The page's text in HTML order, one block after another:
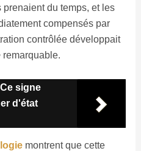
du temps, et les
compensés par
contrôlée développait
remarquable.
signe
d'état
montrent que cette